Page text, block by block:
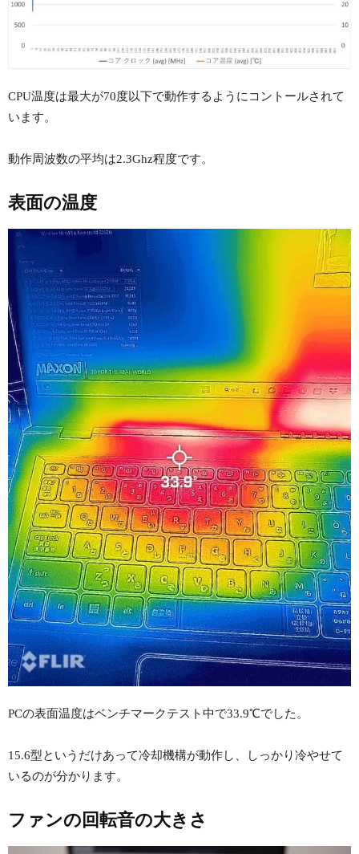
CPU温度は最大が70度以下で動作するようにコントールされて
います。
動作周波数の平均は2.3Ghz程度です。
表面の温度
PCの表面温度はベンチマークテスト中で33.9℃でした。
15.6型というだけあって冷却機構が動作し、しっかり冷やせて
いるのが分かります。
ファンの回転音の大きさ